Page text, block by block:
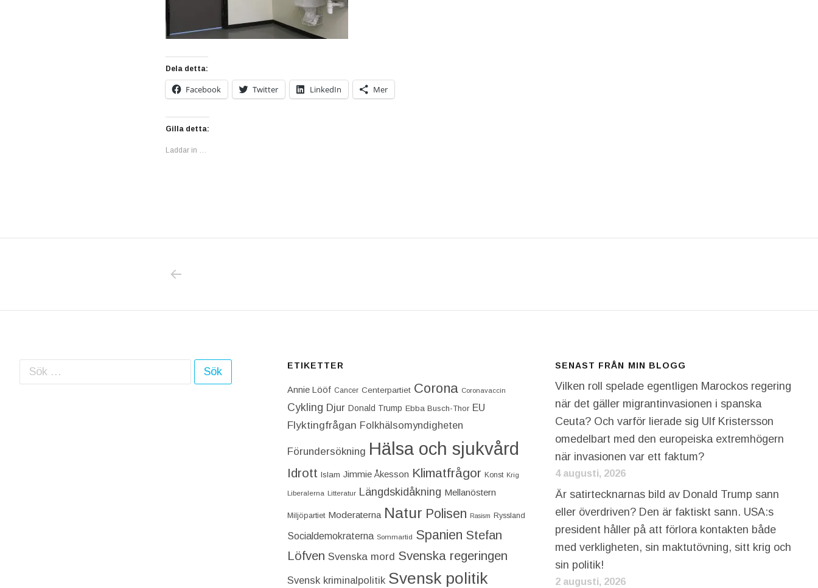
Dela detta:
Facebook Twitter LinkedIn Mer
Gilla detta:
Laddar in …
Sök efter: ETIKETTER
Annie Lööf Cancer Centerpartiet‎ Corona Coronavaccin
Cykling Djur Donald Trump Ebba Busch-Thor EU
Flyktingfrågan Folkhälsomyndigheten
Förundersökning Hälsa och sjukvård
Idrott Islam Jimmie Åkesson Klimatfrågor Konst Krig
Liberalerna Litteratur Längdskidåkning Mellanöstern
Miljöpartiet Moderaterna Natur Polisen Rasism Ryssland
Socialdemokraterna Sommartid Spanien Stefan
Löfven Svenska mord Svenska regeringen
Svensk kriminalpolitik Svensk politik
SENAST FRÅN MIN BLOGG
Vilken roll spelade egentligen Marockos regering
när det gäller migrantinvasionen i spanska
Ceuta? Och varför lierade sig Ulf Kristersson
omedelbart med den europeiska extremhögern
när invasionen var ett faktum?
4 augusti, 2026
Är satirtecknarnas bild av Donald Trump sann
eller överdriven? Den är faktiskt sann. USA:s
president håller på att förlora kontakten både
med verkligheten, sin maktutövning, sitt krig och
sin politik!
2 augusti, 2026